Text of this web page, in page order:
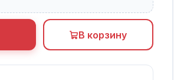
В корзину